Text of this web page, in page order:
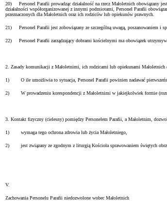
20) Personel Parafii prowadząc działalność na rzecz Małoletnich obowiązany
działalności współorganizowanej z innymi podmiotami, Personel Parafii
przeznaczonych dla Małoletnich oraz ich rodziców lub opiekunów prawnych.
21) Personel Parafii jest zobowiązany ze szczególną uwagą, poszanowaniem i
22) Personel Parafii zarządzający dobrami kościelnymi ma obowiązek
2. Zasady komunikacji z Małoletnimi, ich rodzicami lub opiekunami Małoletnich
1) O ile umożliwia to sytuacja, Personel Parafii powinien nadawać
2) W prowadzeniu korespondencji z Małoletnimi w jakiejkolwiek formie
3. Kontakt fizyczny (cielesny) pomiędzy Personelem Parafii, a Małoletnim,
1) wymaga tego ochrona zdrowia lub życia Małoletniego,
2) jest związany ze zgodnym z liturgią Kościoła sprawowaniem świętych
V.
Zachowania Personelu Parafii niedozwolone wobec Małoletnich